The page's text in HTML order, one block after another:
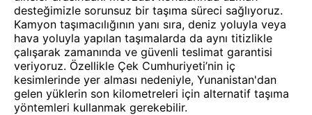
desteğimizle sorunsuz bir taşıma süreci sağlıyoruz.
Kamyon taşımacılığının yanı sıra, deniz yoluyla veya
hava yoluyla yapılan taşımalarda da aynı titizlikle
çalışarak zamanında ve güvenli teslimat garantisi
veriyoruz. Özellikle Çek Cumhuriyeti’nin iç
kesimlerinde yer alması nedeniyle, Yunanistan'dan
gelen yüklerin son kilometreleri için alternatif taşıma
yöntemleri kullanmak gerekebilir.